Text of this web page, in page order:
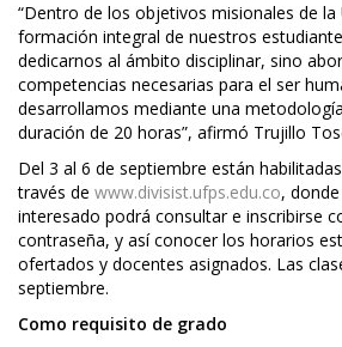
“Dentro de los objetivos misionales de la
formación integral de nuestros
dedicarnos al ámbito disciplinar, sino
competencias necesarias para el ser
desarrollamos mediante una
duración de 20 horas”, afirmó Trujillo
Del 3 al 6 de septiembre están
través de www.divisist.ufps.edu.co,
interesado podrá consultar e inscribirse
contraseña, y así conocer los horarios
ofertados y docentes asignados. Las
septiembre.
Como requisito de grado